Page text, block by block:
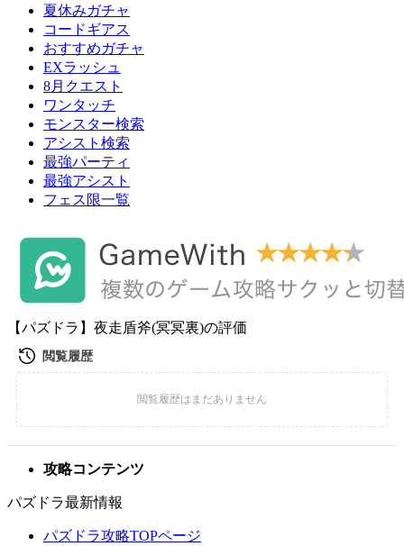
夏休みガチャ
コードギアス
おすすめガチャ
EXラッシュ
8月クエスト
ワンタッチ
モンスター検索
アシスト検索
最強パーティ
最強アシスト
フェス限一覧
【パズドラ】夜走盾斧(冥冥裏)の評価
攻略コンテンツ
パズドラ最新情報
パズドラ攻略TOPページ